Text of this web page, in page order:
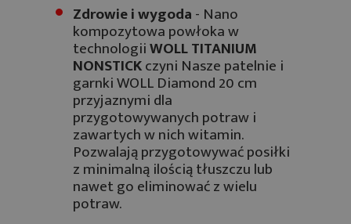
Zdrowie i wygoda- Nano
kompozytowa powłoka w
technologiiWOLL TITANIUM
NONSTICKczyni Nasze patelnie i
garnki WOLL Diamond 20 cm
przyjaznymi dla
przygotowywanych potraw i
zawartych w nich witamin.
Pozwalają przygotowywać posiłki
z minimalną ilością tłuszczu lub
nawet go eliminować z wielu
potraw.